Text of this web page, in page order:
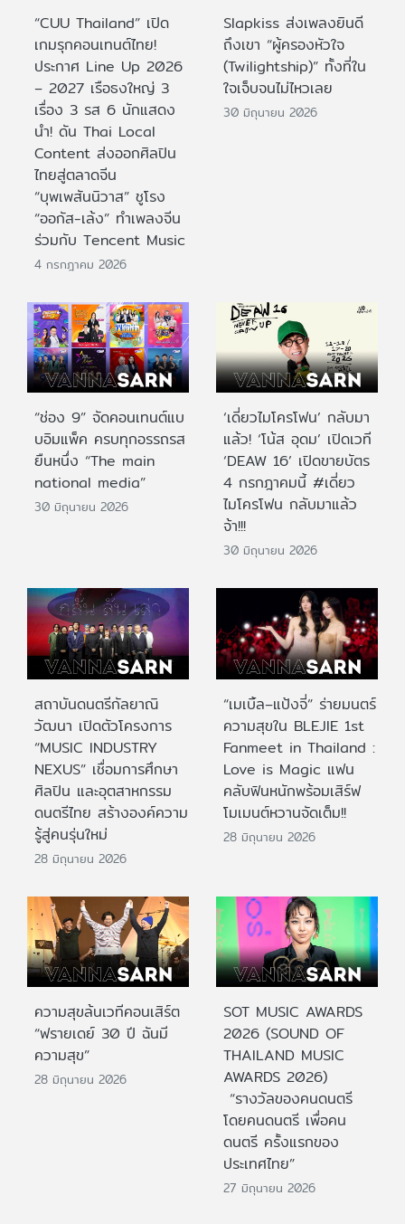
“CUU Thailand” เปิด
เกมรุกคอนเทนต์ไทย!
ประกาศ Line Up 2026
– 2027 เรือธงใหญ่ 3
เรื่อง 3 รส 6 นักแสดง
นำ! ดัน Thai Local
Content ส่งออกศิลปิน
ไทยสู่ตลาดจีน
“บุพเพสันนิวาส” ชูโรง
“ออกัส-เล้ง” ทำเพลงจีน
ร่วมกับ Tencent Music
4 กรกฎาคม 2026
Slapkiss ส่งเพลงยินดี
ถึงเขา “ผู้ครองหัวใจ
(Twilightship)” ทั้งที่ใน
ใจเจ็บจนไม่ไหวเลย
30 มิถุนายน 2026
“ช่อง 9” จัดคอนเทนต์แบ
บอิมแพ็ค ครบทุกอรรถรส
ยืนหนึ่ง “The main
national media”
30 มิถุนายน 2026
‘เดี่ยวไมโครโฟน’ กลับมา
แล้ว! ‘โน้ส อุดม’ เปิดเวที
‘DEAW 16’ เปิดขายบัตร
4 กรกฎาคมนี้ #เดี่ยว
ไมโครโฟน กลับมาแล้ว
จ้า!!!
30 มิถุนายน 2026
สถาบันดนตรีกัลยาณิ
วัฒนา เปิดตัวโครงการ
“MUSIC INDUSTRY
NEXUS” เชื่อมการศึกษา
ศิลปิน และอุตสาหกรรม
ดนตรีไทย สร้างองค์ความ
รู้สู่คนรุ่นใหม่
28 มิถุนายน 2026
“เมเบิ้ล–แป้งจี่” ร่ายมนตร์
ความสุขใน BLEJIE 1st
Fanmeet in Thailand :
Love is Magic แฟน
คลับฟินหนักพร้อมเสิร์ฟ
โมเมนต์หวานจัดเต็ม!!
28 มิถุนายน 2026
ความสุขล้นเวทีคอนเสิร์ต
“ฟรายเดย์ 30 ปี ฉันมี
ความสุข”
28 มิถุนายน 2026
SOT MUSIC AWARDS
2026 (SOUND OF
THAILAND MUSIC
AWARDS 2026)
“รางวัลของคนดนตรี
โดยคนดนตรี เพื่อคน
ดนตรี ครั้งแรกของ
ประเทศไทย”
27 มิถุนายน 2026